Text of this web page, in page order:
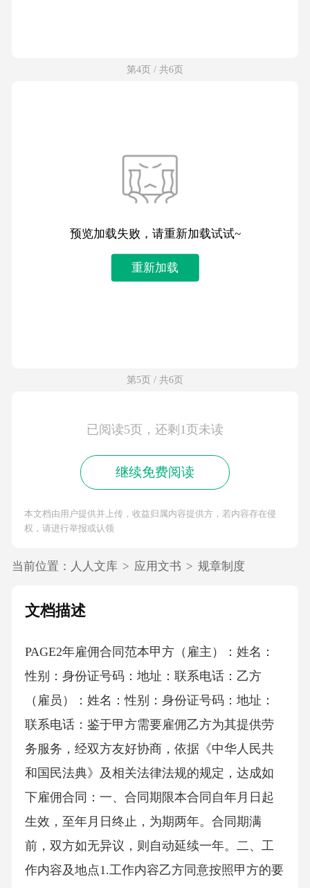
第4页 / 共6页
预览加载失败，请重新加载试试~
重新加载
第5页 / 共6页
已阅读5页，还剩1页未读
继续免费阅读
本文档由用户提供并上传，收益归属内容提供方，若内容存在侵
权，请进行举报或认领
当前位置： 人人文库 > 应用文书 > 规章制度
文档描述
PAGE2年雇佣合同范本 甲方（雇主）：姓名：
性别：身份证号码：地址：联系电话：乙方
（雇员）：姓名：性别：身份证号码：地址：
联系电话：鉴于甲方需要雇佣乙方为其提供劳
务服务，经双方友好协商，依据《中华人民共
和国民法典》及相关法律法规的规定，达成如
下雇佣合同：一、合同期限本合同自年月日起
生效，至年月日终止，为期两年。合同期满
前，双方如无异议，则自动延续一年。二、工
作内容及地点1.工作内容乙方同意按照甲方的要